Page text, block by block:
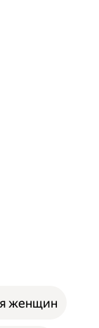
женщин